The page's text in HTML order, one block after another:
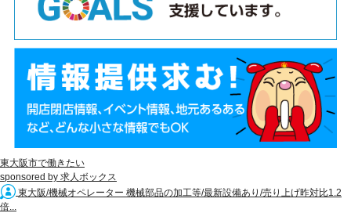
東大阪市で働きたい
sponsored by 求人ボックス
東大阪/機械オペレーター 機械部品の加工等/最新設備あり/売り上げ昨対比1.2
倍...